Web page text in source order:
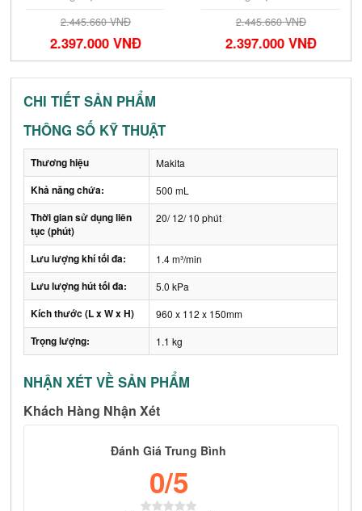
2.445.660 VNĐ
2.397.000 VNĐ
2.445.660 VNĐ
2.397.000 VNĐ
CHI TIẾT SẢN PHẨM
THÔNG SỐ KỸ THUẬT
Thương hiệu Makita
Khả năng chứa: 500 mL
Thời gian sử dụng liên
tục (phút)
20/ 12/ 10 phút
Lưu lượng khí tối đa: 1.4 m³/min
Lưu lượng hút tối đa: 5.0 kPa
Kích thước (L x W x H) 960 x 112 x 150mm
Trọng lượng: 1.1 kg
NHẬN XÉT VỀ SẢN PHẨM
Khách Hàng Nhận Xét
Đánh Giá Trung Bình
0/5